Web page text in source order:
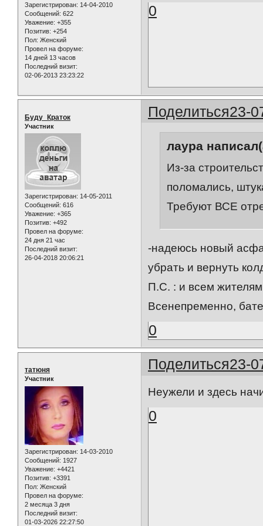
Зарегистрирован: 14-04-2010
Сообщений: 622
Уважение: +355
Позитив: +254
Пол: Женский
Провел на форуме:
14 дней 13 часов
Последний визит:
02-06-2013 23:23:22
0
Поделиться23-
Буду_Краток
Участник
Зарегистрирован: 14-05-2011
Сообщений: 616
Уважение: +365
Позитив: +492
Провел на форуме:
24 дня 21 час
Последний визит:
26-04-2018 20:06:21
лаура
Из-за
поломались,
Требуют ВСЕ
-надеюсь новый
убрать и вернуть
П.С. : и всем
Всенепременно,
0
Поделиться23-
татюня
Участник
Зарегистрирован: 14-03-2010
Сообщений: 1927
Уважение: +4421
Позитив: +3391
Пол: Женский
Провел на форуме:
2 месяца 3 дня
Последний визит:
01-03-2026 22:27:50
Неужели и здесь
0